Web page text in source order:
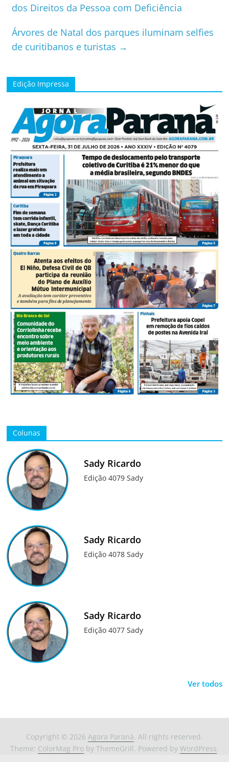
dos Direitos da Pessoa com Deficiência
Árvores de Natal dos parques iluminam selfies
de curitibanos e turistas →
Edição Impressa
Colunas
Sady Ricardo
Edição 4079 Sady
Sady Ricardo
Edição 4078 Sady
Sady Ricardo
Edição 4077 Sady
Ver todos
Copyright © 2026 Agora Paraná. All rights reserved.
Theme: ColorMag Proby ThemeGrill. Powered by WordPress.